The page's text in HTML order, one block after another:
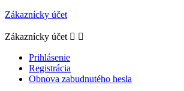
Zákaznícky účet
Zákaznícky účet  
Prihlásenie
Registrácia
Obnova zabudnutého hesla